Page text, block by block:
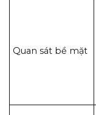
Quan sát bề mặt